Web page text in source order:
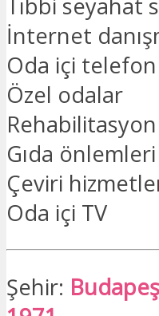
İnternet
Oda içi telefon
Özel odalar
Rehabilitasyon
Gıda önlemleri
Çeviri
Oda içi TV
Şehir: